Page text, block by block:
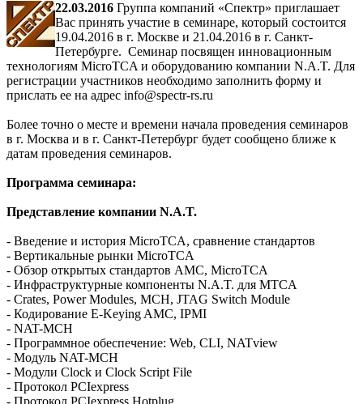
22.03.2016 Группа компаний «Спектр» приглашает
Вас принять участие в семинаре, который состоится
19.04.2016 в г. Москве и 21.04.2016 в г. Санкт-
Петербурге. Семинар посвящен инновационным
технологиям MicroTCA и оборудованию компании N.A.T. Для
регистрации участников необходимо заполнить форму и
прислать ее на адрес info@spectr-rs.ru
Более точно о месте и времени начала проведения семинаров
в г. Москва и в г. Санкт-Петербург будет сообщено ближе к
датам проведения семинаров.
Программа семинара:
Представление компании N.A.T.
- Введение и история MicroTCA, сравнение стандартов
- Вертикальные рынки MicroTCA
- Обзор открытых стандартов AMC, MicroTCA
- Инфраструктурные компоненты N.A.T. для MTCA
- Crates, Power Modules, MCH, JTAG Switch Module
- Кодирование E-Keying AMC, IPMI
- NAT-MCH
- Программное обеспечение: Web, CLI, NATview
- Модуль NAT-MCH
- Модули Clock и Clock Script File
- Протокол PCIexpress